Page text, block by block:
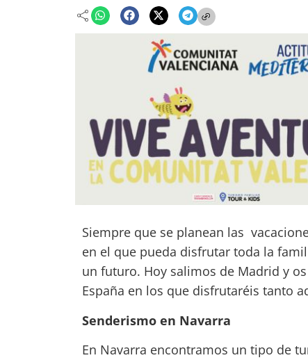
Siempre que se planean las
en el que pueda disfrutar toda la
un futuro. Hoy salimos de Madrid y
España en los que disfrutaréis tanto
Senderismo en Navarra
En Navarra encontramos un tipo de